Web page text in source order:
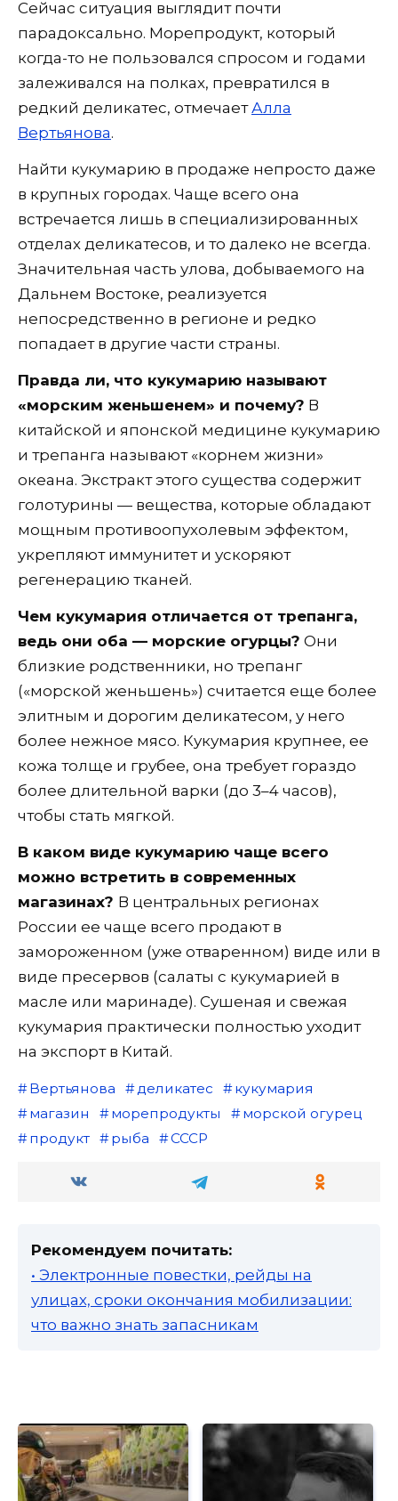
Сейчас ситуация выглядит почти
парадоксально. Морепродукт, который
когда-то не пользовался спросом и годами
залеживался на полках, превратился в
редкий деликатес, отмечаетАлла
Вертьянова.
Найти кукумарию в продаже непросто даже
в крупных городах. Чаще всего она
встречается лишь в специализированных
отделах деликатесов, и то далеко не всегда.
Значительная часть улова, добываемого на
Дальнем Востоке, реализуется
непосредственно в регионе и редко
попадает в другие части страны.
Правда ли, что кукумарию называют
«морским женьшенем» и почему? В
китайской и японской медицине кукумарию
и трепанга называют «корнем жизни»
океана. Экстракт этого существа содержит
голотурины — вещества, которые обладают
мощным противоопухолевым эффектом,
укрепляют иммунитет и ускоряют
регенерацию тканей.
Чем кукумария отличается от трепанга,
ведь они оба — морские огурцы? Они
близкие родственники, но трепанг
(«морской женьшень») считается еще более
элитным и дорогим деликатесом, у него
более нежное мясо. Кукумария крупнее, ее
кожа толще и грубее, она требует гораздо
более длительной варки (до 3–4 часов),
чтобы стать мягкой.
В каком виде кукумарию чаще всего
можно встретить в современных
магазинах? В центральных регионах
России ее чаще всего продают в
замороженном (уже отваренном) виде или в
виде пресервов (салаты с кукумарией в
масле или маринаде). Сушеная и свежая
кукумария практически полностью уходит
на экспорт в Китай.
Вертьянова деликатес
кукумария
магазин
морепродукты
морской огурец
продукт
рыба СССР
Рекомендуем почитать:
• Электронные повестки, рейды на
улицах, сроки окончания мобилизации:
что важно знать запасникам